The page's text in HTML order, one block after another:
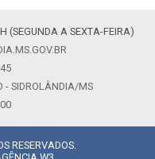
(SEGUNDA A SEXTA-FEIRA)
- SIDROLÂNDIA/MS
RESERVADOS.